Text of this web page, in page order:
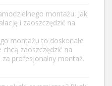
montażu: Jak
i zaoszczędzić na
montażu to doskonałe
zaoszczędzić na
za profesjonalny montaż.